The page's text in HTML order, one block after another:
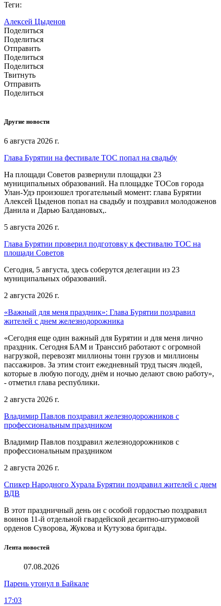
Теги:
Алексей Цыденов
Поделиться
Поделиться
Отправить
Поделиться
Поделиться
Твитнуть
Отправить
Поделиться
Другие новости
6 августа 2026 г.
Глава Бурятии на фестивале ТОС попал на свадьбу
На площади Советов развернули площадки 23
муниципальных образований. На площадке ТОСов города
Улан-Удэ произошел трогательный момент: глава Бурятии
Алексей Цыденов попал на свадьбу и поздравил молодоженов
Данила и Дарью Балдановых,.
5 августа 2026 г.
Глава Бурятии проверил подготовку к фестивалю ТОС на
площади Советов
Сегодня, 5 августа, здесь соберутся делегации из 23
муниципальных образований.
2 августа 2026 г.
«Важный для меня праздник»: Глава Бурятии поздравил
жителей с днем железнодорожника
«Сегодня еще один важный для Бурятии и для меня лично
праздник. Сегодня БАМ и Транссиб работают с огромной
нагрузкой, перевозят миллионы тонн грузов и миллионы
пассажиров. За этим стоит ежедневный труд тысяч людей,
которые в любую погоду, днём и ночью делают свою работу»,
- отметил глава республики.
2 августа 2026 г.
Владимир Павлов поздравил железнодорожников с
профессиональным праздником
Владимир Павлов поздравил железнодорожников с
профессиональным праздником
2 августа 2026 г.
Спикер Народного Хурала Бурятии поздравил жителей с днем
ВДВ
В этот праздничный день он с особой гордостью поздравил
воинов 11-й отдельной гвардейской десантно-штурмовой
орденов Суворова, Жукова и Кутузова бригады.
Лента новостей
07.08.2026
Парень утонул в Байкале
17:03